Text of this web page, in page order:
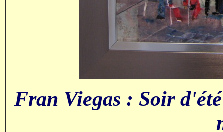
Fran Viegas : Soir